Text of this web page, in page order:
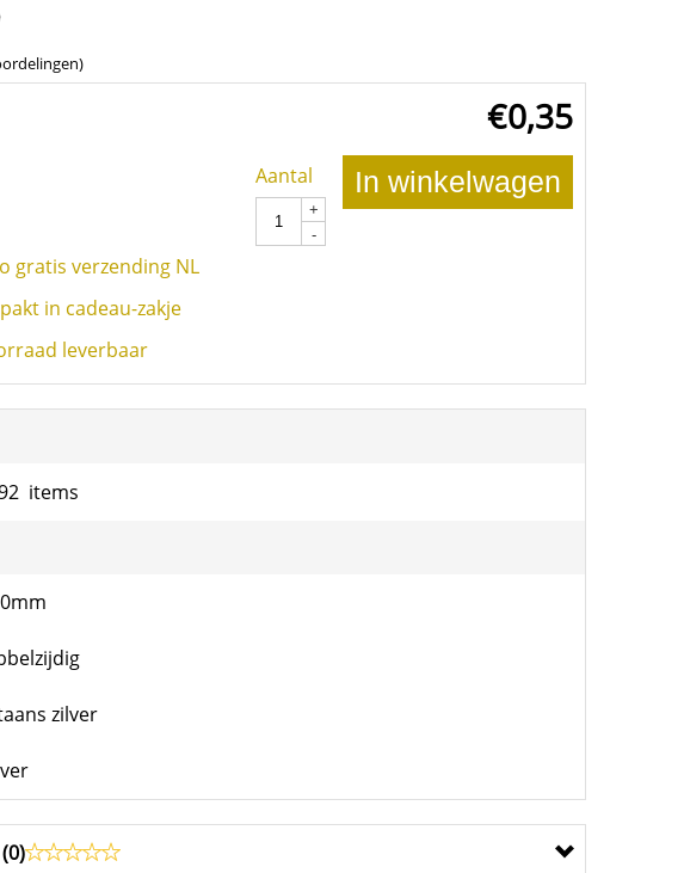
€0,35
Aantal
+
-
In winkelwagen
gratis verzending NL
in cadeau-zakje
leverbaar
items
zilver
0)